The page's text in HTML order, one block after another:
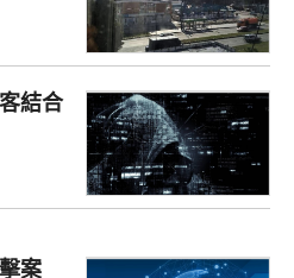
結合
擊案